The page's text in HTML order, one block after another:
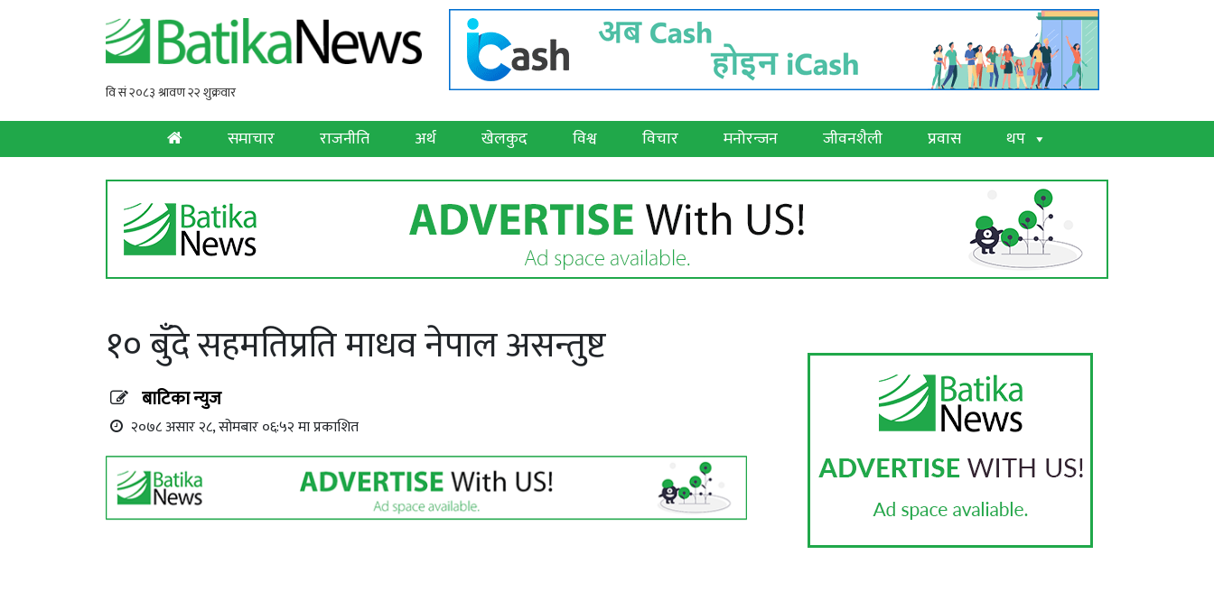
समाचार राजनीति अर्थ खेलकुद विश्व विचार मनोरन्जन जीवनशैली प्रवास थप
१० बुँदे सहमतिप्रति माधव नेपाल असन्तुष्ट
बाटिका न्युज
२०७८ असार २८, सोमबार ०६:५२ मा प्रकाशित